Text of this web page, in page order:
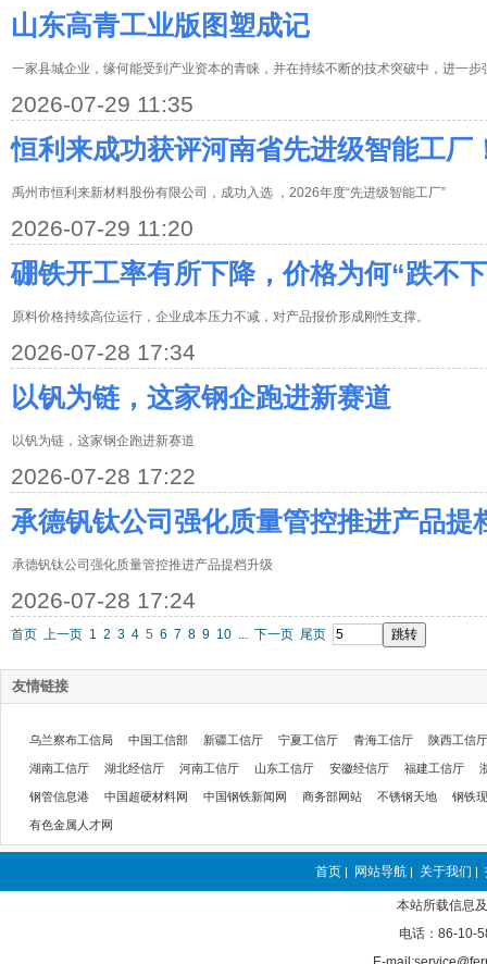
山东高青工业版图塑成记
一家县城企业，缘何能受到产业资本的青睐，并在持续不断的技术突破中，进一步
2026-07-29 11:35
恒利来成功获评河南省先进级智能工厂
禹州市恒利来新材料股份有限公司，成功入选 ，2026年度“先进级智能工厂”
2026-07-29 11:20
硼铁开工率有所下降，价格为何“跌不
原料价格持续高位运行，企业成本压力不减，对产品报价形成刚性支撑。
2026-07-28 17:34
以钒为链，这家钢企跑进新赛道
以钒为链，这家钢企跑进新赛道
2026-07-28 17:22
承德钒钛公司强化质量管控推进产品提
承德钒钛公司强化质量管控推进产品提档升级
2026-07-28 17:24
首页 上一页 1 2 3 4 5 6 7 8 9 10 ... 下一页 尾页
友情链接
乌兰察布工信局 中国工信部 新疆工信厅 宁夏工信厅 青海工信厅 陕西工信厅
湖南工信厅 湖北经信厅 河南工信厅 山东工信厅 安徽经信厅 福建工信厅
钢管信息港 中国超硬材料网 中国钢铁新闻网 商务部网站 不锈钢天地 钢铁
有色金属人才网
首页 | 网站导航 | 关于我们 |
本站所载信息
电话：86-10-